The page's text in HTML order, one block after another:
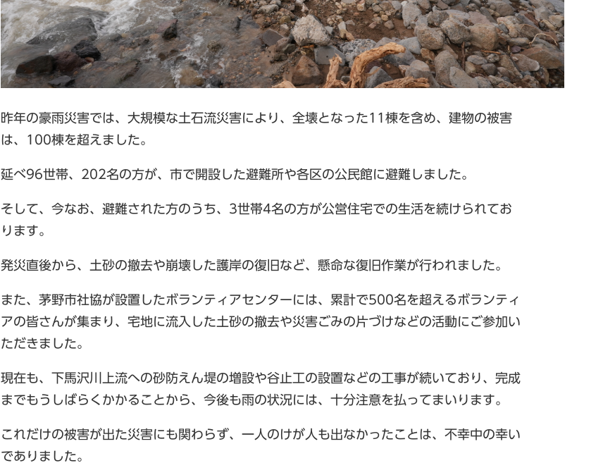
昨年の豪雨災害では、大規模な土石流災害により、全壊となった11棟を含め、建物の被害
は、100棟を超えました。
延べ96世帯、202名の方が、市で開設した避難所や各区の公民館に避難しました。
そして、今なお、避難された方のうち、3世帯4名の方が公営住宅での生活を続けられてお
ります。
発災直後から、土砂の撤去や崩壊した護岸の復旧など、懸命な復旧作業が行われました。
また、茅野市社協が設置したボランティアセンターには、累計で500名を超えるボランティ
アの皆さんが集まり、宅地に流入した土砂の撤去や災害ごみの片づけなどの活動にご参加い
ただきました。
現在も、下馬沢川上流への砂防えん堤の増設や谷止工の設置などの工事が続いており、完成
までもうしばらくかかることから、今後も雨の状況には、十分注意を払ってまいります。
これだけの被害が出た災害にも関わらず、一人のけが人も出なかったことは、不幸中の幸い
でありました。